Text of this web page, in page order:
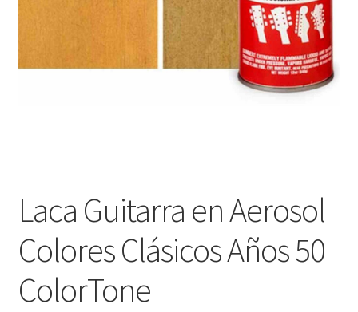
Сотрудничество
Laca Guitarra en Aerosol
Colores Clásicos Años 50
ColorTone